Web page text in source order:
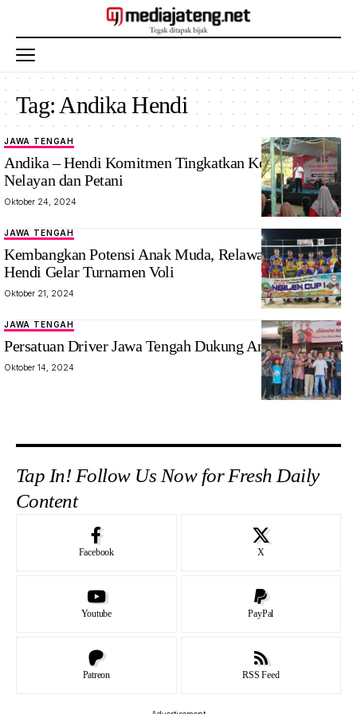
Tag: Andika Hendi
JAWA TENGAH
Andika – Hendi Komitmen Tingkatkan Kesejahteraan
Nelayan dan Petani
Oktober 24, 2024
JAWA TENGAH
Kembangkan Potensi Anak Muda, Relawan Andika –
Hendi Gelar Turnamen Voli
Oktober 21, 2024
JAWA TENGAH
Persatuan Driver Jawa Tengah Dukung Andika – Hendi
Oktober 14, 2024
Tap In! Follow Us Now for Fresh Daily
Content
Facebook X
Youtube PayPal
Patreon RSS Feed